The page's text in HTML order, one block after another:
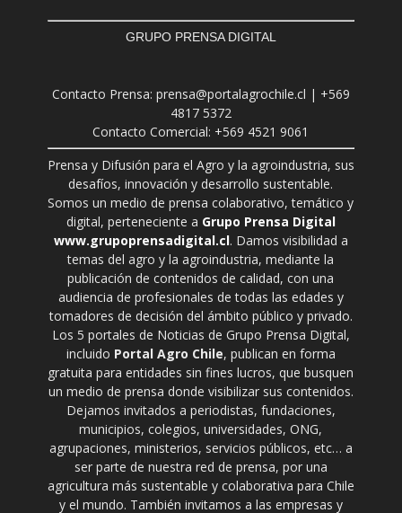
GRUPO PRENSA DIGITAL
Contacto Prensa: prensa@portalagrochile.cl | +569
4817 5372
Contacto Comercial: +569 4521 9061
Prensa y Difusión para el Agro y la agroindustria, sus
desafíos, innovación y desarrollo sustentable.
Somos un medio de prensa colaborativo, temático y
digital, perteneciente a Grupo Prensa Digital
www.grupoprensadigital.cl. Damos visibilidad a
temas del agro y la agroindustria, mediante la
publicación de contenidos de calidad, con una
audiencia de profesionales de todas las edades y
tomadores de decisión del ámbito público y privado.
Los 5 portales de Noticias de Grupo Prensa Digital,
incluido Portal Agro Chile, publican en forma
gratuita para entidades sin fines lucros, que busquen
un medio de prensa donde visibilizar sus contenidos.
Dejamos invitados a periodistas, fundaciones,
municipios, colegios, universidades, ONG,
agrupaciones, ministerios, servicios públicos, etc… a
ser parte de nuestra red de prensa, por una
agricultura más sustentable y colaborativa para Chile
y el mundo. También invitamos a las empresas y